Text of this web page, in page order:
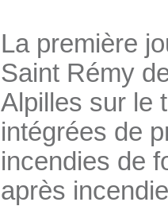
La première
Saint Rémy
Alpilles sur le
intégrées de
incendies de
après